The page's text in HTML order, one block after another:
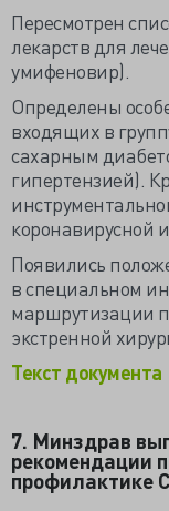
Пересмотрен
лекарств для
умифеновир).
Определены
входящих в
сахарным
гипертензией).
коронавирусной
Появились
в специальном
маршрутизации
экстренной
Текст документа
7. Минздрав
рекомендации
профилактике